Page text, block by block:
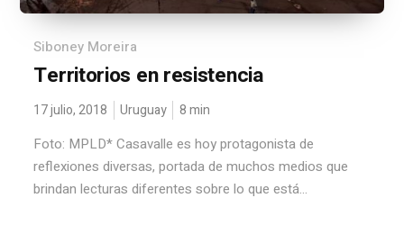
Siboney Moreira
Territorios en resistencia
17 julio, 2018 Uruguay 8 min
Foto: MPLD* Casavalle es hoy protagonista de
reflexiones diversas, portada de muchos medios que
brindan lecturas diferentes sobre lo que está...